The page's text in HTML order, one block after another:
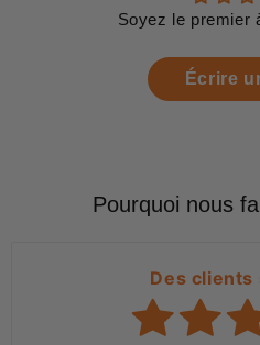
Soyez le premier
Écrire
Pourquoi nous
Des clients